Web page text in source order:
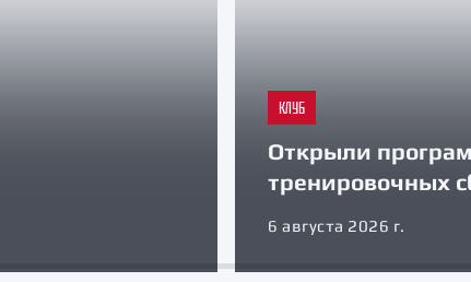
КЛУБ
Открыли
тренировочных
6 августа 2026 г.